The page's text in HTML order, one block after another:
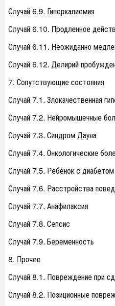
Случай 6.9. Гиперкалиемия
Случай 6.10. Продленное
Случай 6.11. Неожиданно
Случай 6.12. Делирий
7. Сопутствующие состояния
Случай 7.1. Злокачественная
Случай 7.2. Нейромышечные
Случай 7.3. Синдром Дауна
Случай 7.4. Онкологические
Случай 7.5. Ребенок с диабетом
Случай 7.6. Расстройства
Случай 7.7. Анафилаксия
Случай 7.8. Сепсис
Случай 7.9. Беременность
8. Прочее
Случай 8.1. Повреждение при
Случай 8.2. Позиционные